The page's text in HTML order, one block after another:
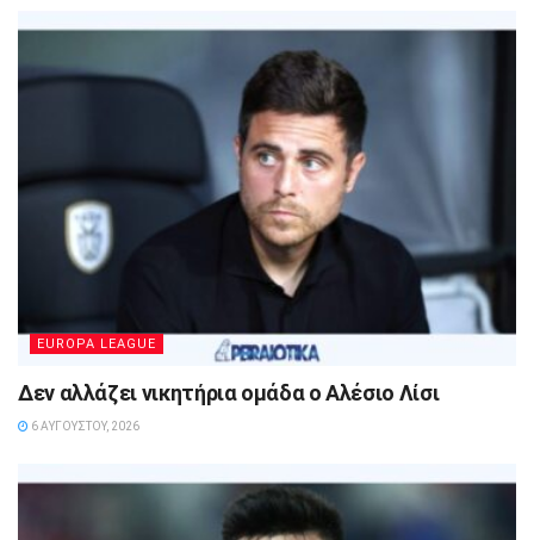
EUROPA LEAGUE
Δεν αλλάζει νικητήρια ομάδα ο Αλέσιο Λίσι
6 ΑΥΓΟΎΣΤΟΥ, 2026